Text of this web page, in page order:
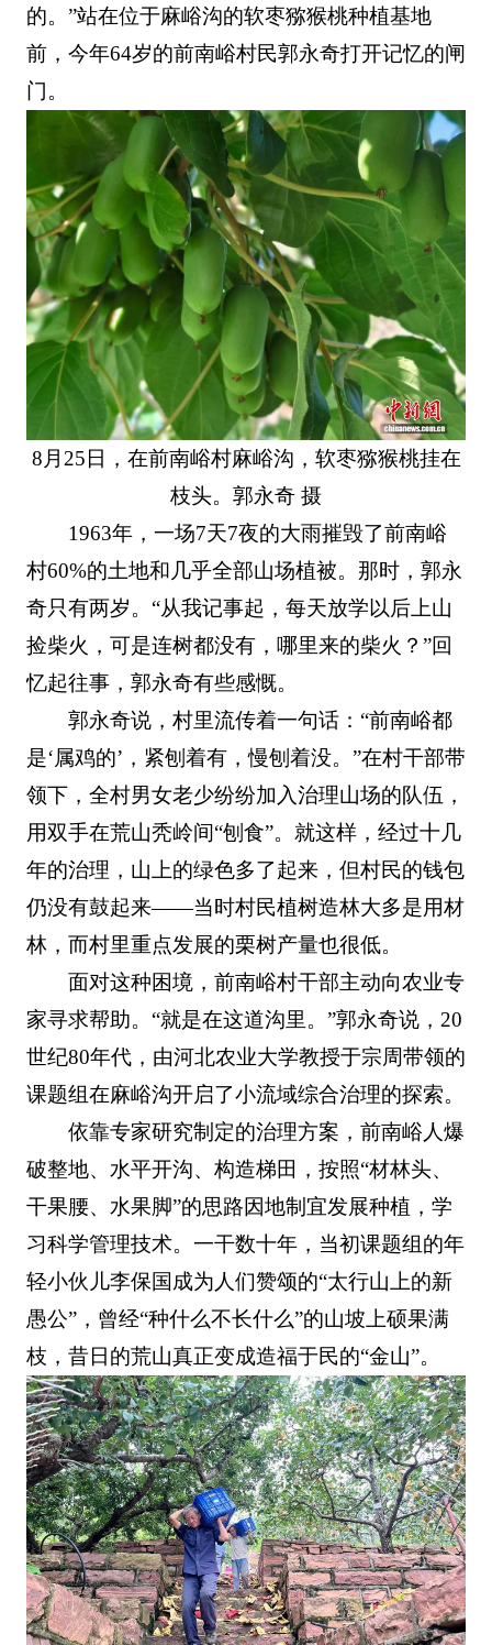
的。”站在位于麻峪沟的软枣猕猴桃种植基地
前，今年64岁的前南峪村民郭永奇打开记忆的闸
门。
8月25日，在前南峪村麻峪沟，软枣猕猴桃挂在
枝头。郭永奇 摄
1963年，一场7天7夜的大雨摧毁了前南峪
村60%的土地和几乎全部山场植被。那时，郭永
奇只有两岁。“从我记事起，每天放学以后上山
捡柴火，可是连树都没有，哪里来的柴火？”回
忆起往事，郭永奇有些感慨。
郭永奇说，村里流传着一句话：“前南峪都
是‘属鸡的’，紧刨着有，慢刨着没。”在村干部带
领下，全村男女老少纷纷加入治理山场的队伍，
用双手在荒山秃岭间“刨食”。就这样，经过十几
年的治理，山上的绿色多了起来，但村民的钱包
仍没有鼓起来——当时村民植树造林大多是用材
林，而村里重点发展的栗树产量也很低。
面对这种困境，前南峪村干部主动向农业专
家寻求帮助。“就是在这道沟里。”郭永奇说，20
世纪80年代，由河北农业大学教授于宗周带领的
课题组在麻峪沟开启了小流域综合治理的探索。
依靠专家研究制定的治理方案，前南峪人爆
破整地、水平开沟、构造梯田，按照“材林头、
干果腰、水果脚”的思路因地制宜发展种植，学
习科学管理技术。一干数十年，当初课题组的年
轻小伙儿李保国成为人们赞颂的“太行山上的新
愚公”，曾经“种什么不长什么”的山坡上硕果满
枝，昔日的荒山真正变成造福于民的“金山”。